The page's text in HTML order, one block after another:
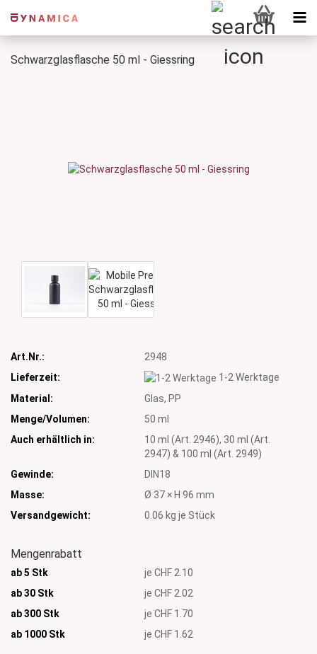
Schwarzglasflasche 50 ml - Giessring
Art.Nr.:
2948
Lieferzeit:
1-2 Werktage
Material:
Glas, PP
Menge/Volumen:
50 ml
Auch erhältlich in:
10 ml (Art. 2946), 30 ml (Art.
2947) & 100 ml (Art. 2949)
Gewinde:
DIN18
Masse:
Ø 37 × H 96 mm
Versandgewicht:
0.06 kg je Stück
Mengenrabatt
ab 5 Stk
je CHF 2.10
ab 30 Stk
je CHF 2.02
ab 300 Stk
je CHF 1.70
ab 1000 Stk je CHF 1.62